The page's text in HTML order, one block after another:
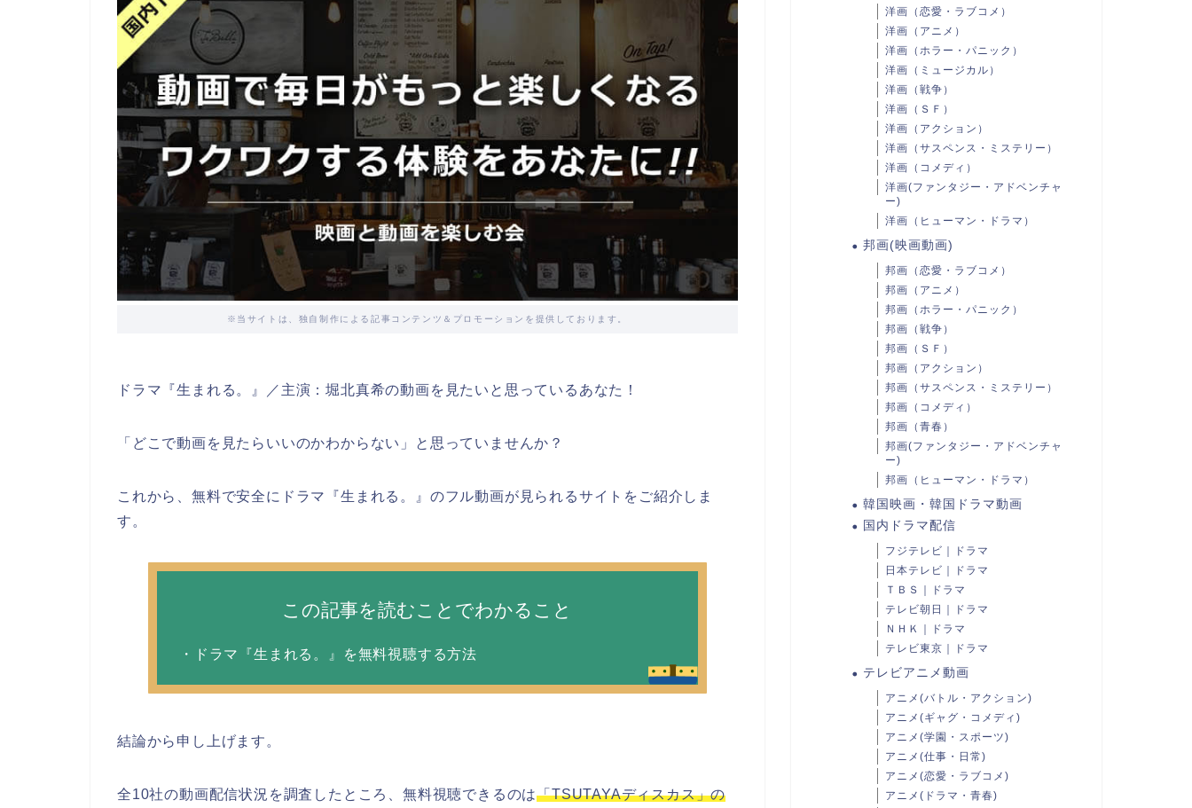
※当サイトは、独自制作による記事コンテンツ＆プロモーションを提供しております。
ドラマ『生まれる。』／主演：堀北真希の動画を見たいと思っているあなた！
「どこで動画を見たらいいのかわからない」と思っていませんか？
これから、無料で安全にドラマ『生まれる。』のフル動画が見られるサイトをご紹介しま
す。
この記事を読むことでわかること
・ドラマ『生まれる。』を無料視聴する方法
結論から申し上げます。
全10社の動画配信状況を調査したところ、無料視聴できるのは「TSUTAYAディスカス」の
洋画（恋愛・ラブコメ）
洋画（アニメ）
洋画（ホラー・パニック）
洋画（ミュージカル）
洋画（戦争）
洋画（ＳＦ）
洋画（アクション）
洋画（サスペンス・ミステリー）
洋画（コメディ）
洋画(ファンタジー・アドベンチャ
ー)
洋画（ヒューマン・ドラマ）
邦画(映画動画)
邦画（恋愛・ラブコメ）
邦画（アニメ）
邦画（ホラー・パニック）
邦画（戦争）
邦画（ＳＦ）
邦画（アクション）
邦画（サスペンス・ミステリー）
邦画（コメディ）
邦画（青春）
邦画(ファンタジー・アドベンチャ
ー)
邦画（ヒューマン・ドラマ）
韓国映画・韓国ドラマ動画
国内ドラマ配信
フジテレビ｜ドラマ
日本テレビ｜ドラマ
ＴＢＳ｜ドラマ
テレビ朝日｜ドラマ
ＮＨＫ｜ドラマ
テレビ東京｜ドラマ
テレビアニメ動画
アニメ(バトル・アクション)
アニメ(ギャグ・コメディ)
アニメ(学園・スポーツ)
アニメ(仕事・日常)
アニメ(恋愛・ラブコメ)
アニメ(ドラマ・青春)